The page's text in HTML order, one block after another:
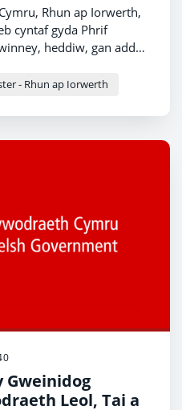
Rhun ap Iorwerth,
cyntaf gyda Phrif
heddiw, gan addo
i'w cenhedloedd gan San
- Rhun ap Iorwerth
Gweinidog
Leol, Tai a